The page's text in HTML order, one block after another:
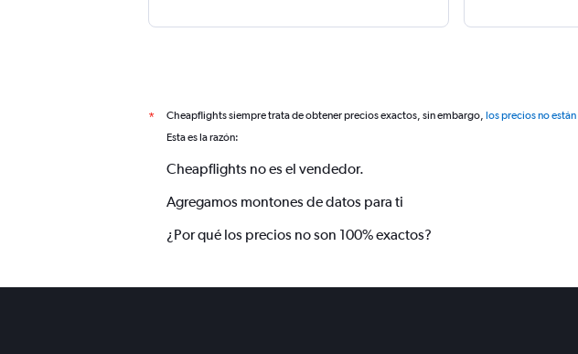
* Cheapflights siempre trata de obtener precios exactos, sin embargo, los precios no
Esta es la razón:
Cheapflights no es el vendedor.
Agregamos montones de datos para ti
¿Por qué los precios no son 100% exactos?